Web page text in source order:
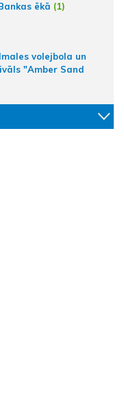
ēkā (1)
volejbola un
"Amber Sand